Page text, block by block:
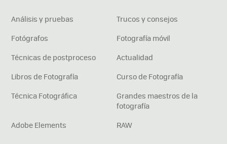
Análisis y pruebas
Trucos y consejos
Fotógrafos
Fotografía móvil
Técnicas de postproceso
Actualidad
Libros de Fotografía
Curso de Fotografía
Técnica Fotográfica
Grandes maestros de la
fotografía
Adobe Elements
RAW